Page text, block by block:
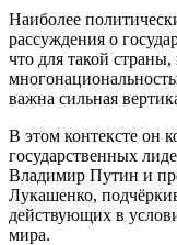
Наиболее
рассуждения о
что для такой
важна сильная
В этом контексте он
государственных
Владимир Путин и
Лукашенко,
действующих в
мира.